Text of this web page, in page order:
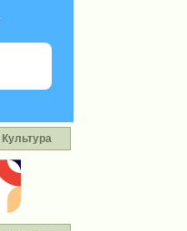
Культура